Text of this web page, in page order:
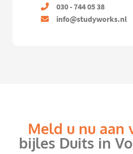
030 - 744 05 38
info@studyworks.nl
Meld u nu aan
bijles Duits in